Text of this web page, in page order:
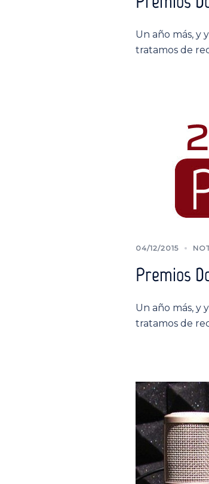
Un año más, y
tratamos de
04/12/2015
Premios
Un año más, y
tratamos de